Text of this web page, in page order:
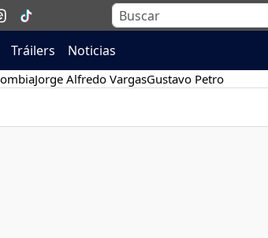
Tráilers Noticias
Jorge Alfredo VargasGustavo Petro